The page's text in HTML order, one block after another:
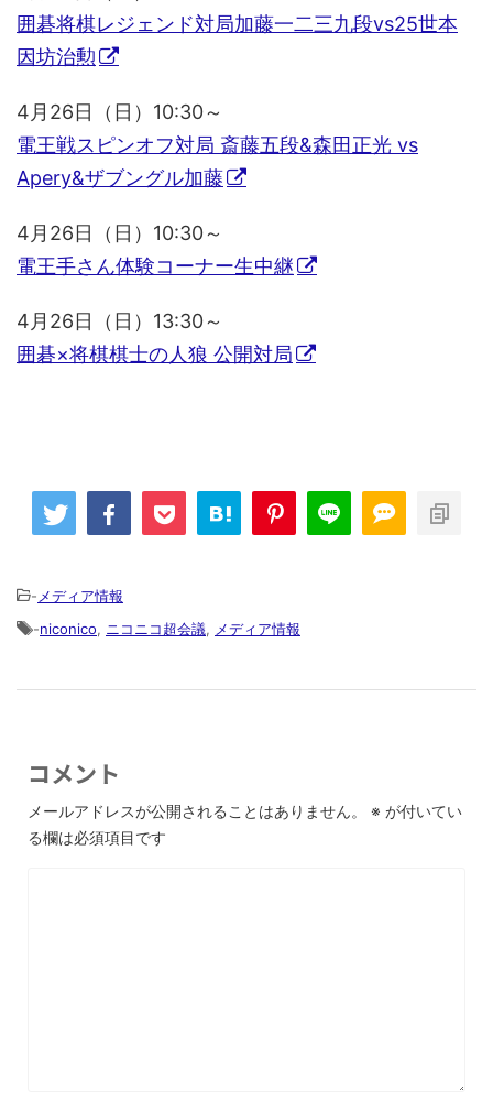
囲碁将棋レジェンド対局加藤一二三九段vs25世本
因坊治勲
4月26日（日）10:30～
電王戦スピンオフ対局 斎藤五段&森田正光 vs
Apery&ザブングル加藤
4月26日（日）10:30～
電王手さん体験コーナー生中継
4月26日（日）13:30～
囲碁×将棋棋士の人狼 公開対局
- メディア情報
-niconico, ニコニコ超会議, メディア情報
コメント
メールアドレスが公開されることはありません。 ※ が付いてい
る欄は必須項目です